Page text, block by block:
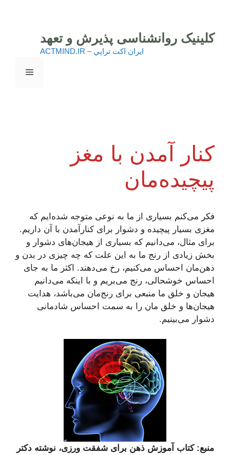
محتواکلینیک روانشناسی پذیرش و تعهد
ايران اكت تراپي – ACTMIND.IR
فهرست
کنار آمدن با مغز
پیچیده‌مان
فکر می‌کنم بسیاری از ما به نوعی متوجه شده‌ایم که
مغزی بسیار پیچیده و دشوار برای کنارآمدن با آن داریم.
برای مثال، می‌دانیم که بسیاری از هیجان‌های دشوار و
بخش زیادی از رنج ما به این علت که چه چیزی در بدن و
ذهن‌مان احساس می‌کنیم، رخ می‌دهند. اکثر ما به جای
احساس خوشحالی، رنج می‌بریم و با اینکه می‌دانیم
هیجان و خلق ما منبعی برای رنج‌مان می‌باشد، هدایت
هیجان‌ها و خلق مان را به سمت احساس شادمانی
دشوار می‌بینیم.
منبع: کتاب آموزش ذهن برای شفقت ورزی، نوشته دکتر